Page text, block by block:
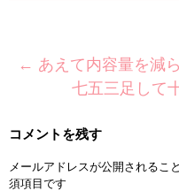
← あえて内容量を減
七五三足して
コメントを残す
メールアドレスが公開されるこ
須項目です